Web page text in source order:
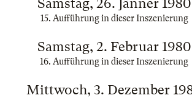
Samstag, 26. Jänner 1980
15. Aufführung in dieser Inszenierung
Samstag, 2. Februar 1980
16. Aufführung in dieser Inszenierung
Mittwoch, 3. Dezember